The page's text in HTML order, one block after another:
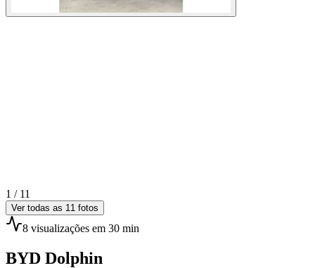
1 / 11
Ver todas as 11 fotos
8 visualizações em 30 min
BYD Dolphin